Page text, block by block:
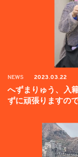
NEWS 2023.03.22
へずまりゅう、入
ずに頑張りますの